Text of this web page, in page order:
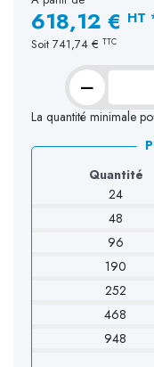
618,12 € HT
Soit 741,74 € TTC
−
La quantité minimale
Quantité
24
48
96
190
252
468
948